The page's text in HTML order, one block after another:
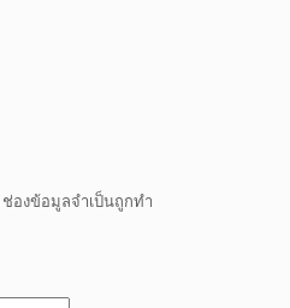
ช่องข้อมูลจำเป็นถูกทำ